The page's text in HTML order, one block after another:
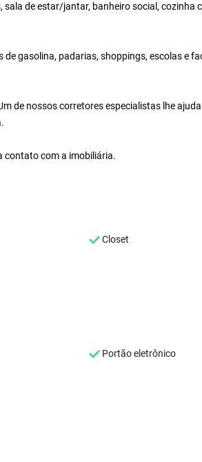
de estar/jantar, banheiro social, cozinha
gasolina, padarias, shoppings, escolas e
de nossos corretores especialistas lhe
contato com a imobiliária.
Closet
Portão eletrônico